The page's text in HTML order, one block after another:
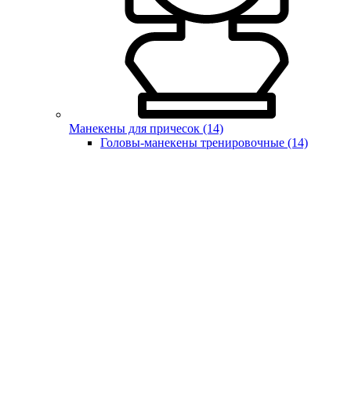
Манекены для причесок (14)
Головы-манекены тренировочные (14)